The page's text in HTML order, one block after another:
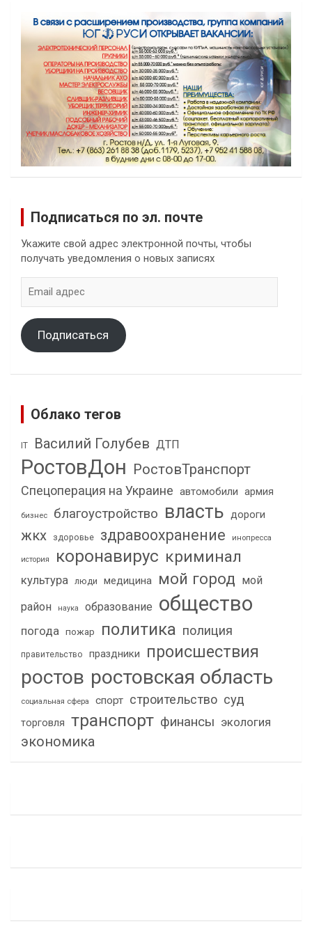
Подписаться по эл. почте
Укажите свой адрес электронной почты, чтобы
получать уведомления о новых записях
адрес
Подписаться
Облако тегов
IT Василий Голубев ДТП
РостовДон РостовТранспорт
Спецоперация на Украине автомобили армия
бизнес благоустройство власть дороги
жкх здоровье здравоохранение инопресса
история коронавирус криминал
культура люди медицина мой город мой
район
наука образование общество
погода пожар политика полиция
правительство праздники происшествия
ростов ростовская область
социальная сфера спорт строительство суд
торговля транспорт финансы экология
экономика